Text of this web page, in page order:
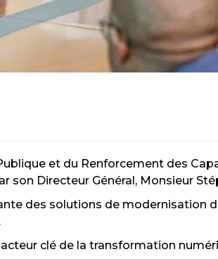
et du Renforcement des
son Directeur Général, Monsieur
des solutions de modernisation
clé de la transformation